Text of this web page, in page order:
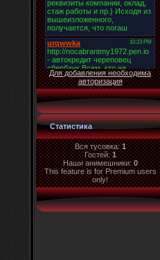
Для добавления необходима
авторизация
Статистика
Вся тусовка:1
Гостей:1
Наши анимешники:0
This feature is for Premium users
only!